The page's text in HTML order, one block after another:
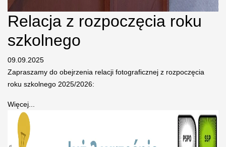
Relacja z rozpoczęcia roku
szkolnego
09.09.2025
Zapraszamy do obejrzenia relacji fotograficznej z rozpoczęcia
roku szkolnego 2025/2026:
Więcej...